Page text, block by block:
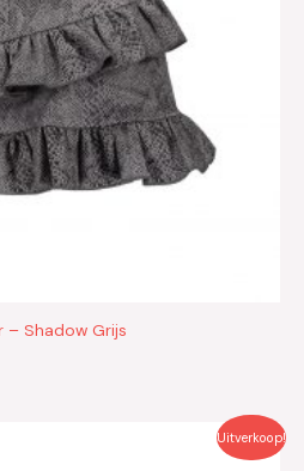
– Shadow Grijs
Uitverkoop!